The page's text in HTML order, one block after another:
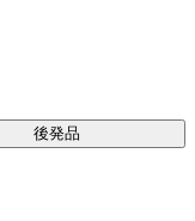
後発品